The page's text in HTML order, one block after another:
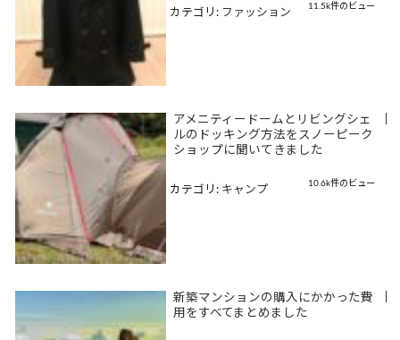
11.5k件のビュー
カテゴリ: ファッション
アメニティードームとリビングシェ
ルのドッキング方法をスノーピーク
ショップに聞いてきました
10.6k件のビュー
カテゴリ: キャンプ
新築マンションの購入にかかった費
用をすべてまとめました